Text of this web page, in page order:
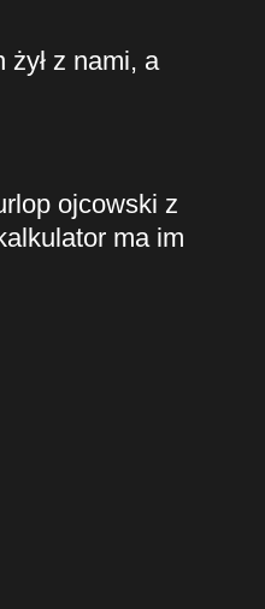
żył z nami, a
ojcowski z
ma im